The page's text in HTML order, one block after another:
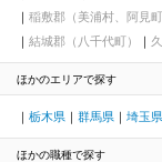
稲敷郡（美浦村、阿見町
結城郡（八千代町）
ほかのエリアで探す
栃木県 群馬県 埼玉県
ほかの職種で探す